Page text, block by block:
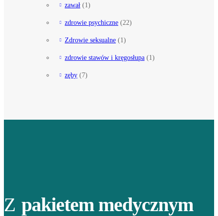
zawał (1)
zdrowie psychiczne (22)
Zdrowie seksualne (1)
zdrowie stawów i kręgosłupa (1)
zęby (7)
Z pakietem medycznym